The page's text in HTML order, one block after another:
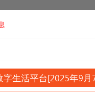
字生活平台[2025年9